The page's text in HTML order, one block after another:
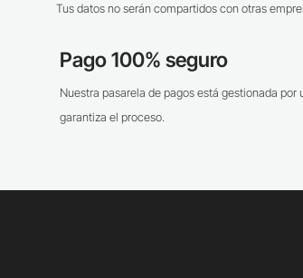
Tus datos no serán compartidos con otras
Pago 100% seguro
Nuestra pasarela de pagos está gestionada por
garantiza el proceso.